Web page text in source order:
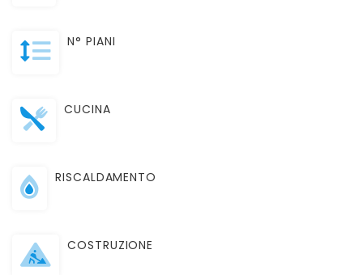
N° PIANI
CUCINA
RISCALDAMENTO
COSTRUZIONE